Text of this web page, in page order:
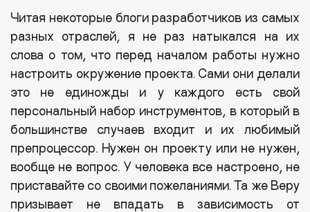
Читая некоторые блоги разработчиков из самых
разных отраслей, я не раз натыкался на их
слова о том, что перед началом работы нужно
настроить окружение проекта. Сами они делали
это не единожды и у каждого есть свой
персональный набор инструментов, в который в
большинстве случаев входит и их любимый
препроцессор. Нужен он проекту или не нужен,
вообще не вопрос. У человека все настроено, не
приставайте со своими пожеланиями. Та же Веру
призывает не впадать в зависимость от